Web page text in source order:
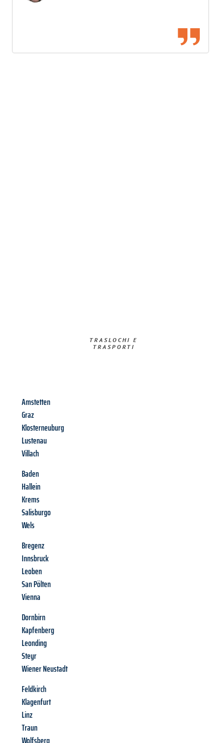
TRASLOCHI E
TRASPORTI​
Amstetten
Graz
Klosterneuburg
Lustenau
Villach
Baden
Hallein
Krems
Salisburgo
Wels
Bregenz
Innsbruck
Leoben
San Pölten
Vienna
Dornbirn
Kapfenberg
Leonding
Steyr
Wiener Neustadt
Feldkirch
Klagenfurt
Linz
Traun